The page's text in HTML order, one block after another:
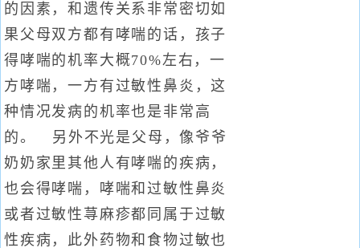
的因素，和遗传关系非常密切如
果父母双方都有哮喘的话，孩子
得哮喘的机率大概70%左右，一
方哮喘，一方有过敏性鼻炎，这
种情况发病的机率也是非常高
的。 另外不光是父母，像爷爷
奶奶家里其他人有哮喘的疾病，
也会得哮喘，哮喘和过敏性鼻炎
或者过敏性荨麻疹都同属于过敏
性疾病，此外药物和食物过敏也